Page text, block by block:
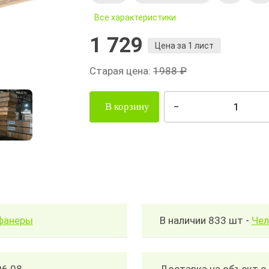
Все характеристики
1 729 Цена за 1 лист
Старая цена: 1988 ₽
В корзину
количество и стоимость фанеры В наличии 833 шт -